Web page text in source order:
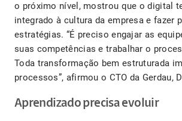
o próximo nível, mostrou que o digital
integrado à cultura da empresa e fazer
estratégias. “É preciso engajar as
suas competências e trabalhar o
Toda transformação bem estruturada
processos”, afirmou o CTO da Gerdau,
Aprendizado precisa evoluir